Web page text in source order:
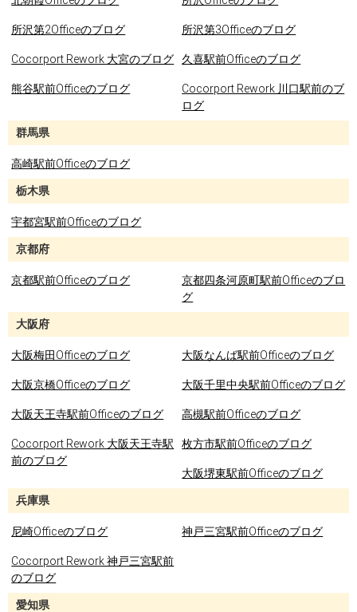
所沢第2Officeのブログ 所沢第3Officeのブログ
Cocorport Rework 大宮のブログ 久喜駅前Officeのブログ
熊谷駅前Officeのブログ
Cocorport Rework 川口駅前のブ
ログ
群馬県
高崎駅前Officeのブログ
栃木県
宇都宮駅前Officeのブログ
京都府
京都駅前Officeのブログ
京都四条河原町駅前Officeのブロ
グ
大阪府
大阪梅田Officeのブログ 大阪なんば駅前Officeのブログ
大阪京橋Officeのブログ 大阪千里中央駅前Officeのブログ
大阪天王寺駅前Officeのブログ 高槻駅前Officeのブログ
Cocorport Rework 大阪天王寺駅
前のブログ
枚方市駅前Officeのブログ
大阪堺東駅前Officeのブログ
兵庫県
尼崎Officeのブログ 神戸三宮駅前Officeのブログ
Cocorport Rework 神戸三宮駅前
のブログ
愛知県